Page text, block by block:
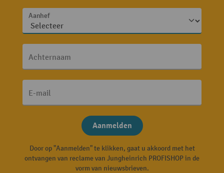
Aanhef
Achternaam
E-mail
Aanmelden
Door op "Aanmelden" te klikken, gaat u akkoord met het
ontvangen van reclame van Jungheinrich PROFISHOP in de
vorm van nieuwsbrieven.